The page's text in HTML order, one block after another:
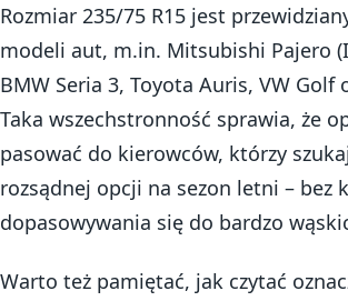
Rozmiar 235/75 R15 jest
modeli aut, m.in. Mitsubishi Pajero
BMW Seria 3, Toyota Auris, VW Golf
Taka wszechstronność sprawia, że
pasować do kierowców, którzy
rozsądnej opcji na sezon letni – bez
dopasowywania się do bardzo
Warto też pamiętać, jak czytać